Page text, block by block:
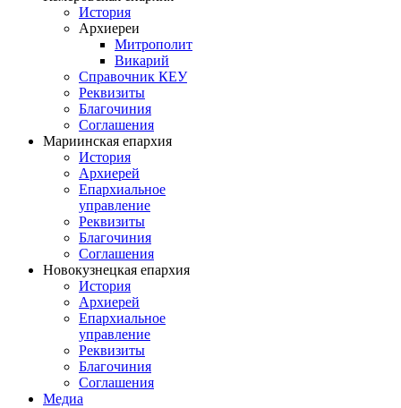
История
Архиереи
Митрополит
Викарий
Справочник КЕУ
Реквизиты
Благочиния
Соглашения
Мариинская епархия
История
Архиерей
Епархиальное
управление
Реквизиты
Благочиния
Соглашения
Новокузнецкая епархия
История
Архиерей
Епархиальное
управление
Реквизиты
Благочиния
Соглашения
Медиа